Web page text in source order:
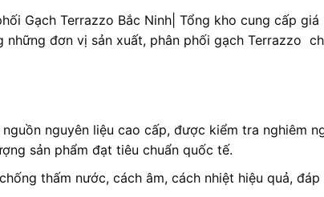
Gạch Terrazzo Bắc Ninh| Tổng kho cung cấp giá
đơn vị sản xuất, phân phối gạch Terrazzo
nguyên liệu cao cấp, được kiểm tra nghiêm
sản phẩm đạt tiêu chuẩn quốc tế.
thấm nước, cách âm, cách nhiệt hiệu quả, đáp